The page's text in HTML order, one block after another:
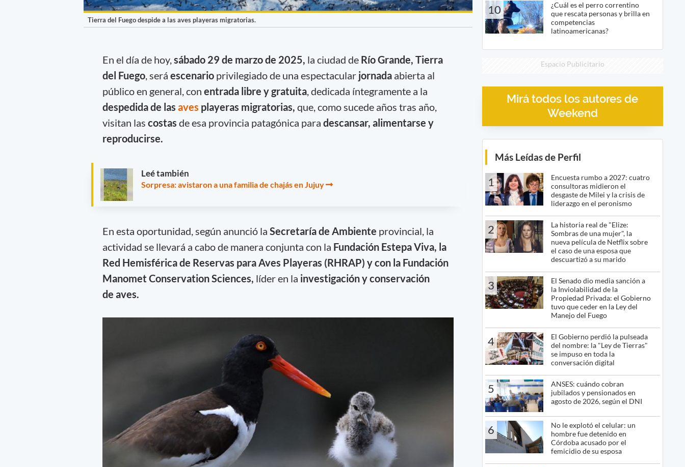
Tierra del Fuego despide a las aves playeras migratorias.
En el día de hoy, sábado 29 de marzo de 2025, la ciudad de Río Grande, Tierra
del Fuego, será escenario privilegiado de una espectacular jornada abierta al
público en general, con entrada libre y gratuita, dedicada íntegramente a la
despedida de las aves playeras migratorias, que, como sucede años tras año,
visitan las costas de esa provincia patagónica para descansar, alimentarse y
reproducirse.
Leé también
Sorpresa: avistaron a una familia de chajás en Jujuy
En esta oportunidad, según anunció la Secretaría de Ambiente provincial, la
actividad se llevará a cabo de manera conjunta con la Fundación Estepa Viva, la
Red Hemisférica de Reservas para Aves Playeras (RHRAP) y con la Fundación
Manomet Conservation Sciences, líder en la investigación y conservación
de aves.
10
¿Cuál es el perro correntino
que rescata personas y brilla en
competencias
latinoamericanas?
Espacio Publicitario
Mirá todos los autores de
Weekend
Más Leídas de Perfil
1
Encuesta rumbo a 2027: cuatro
consultoras midieron el
desgaste de Milei y la crisis de
liderazgo en el peronismo
2
La historia real de "Elize:
Sombras de una mujer", la
nueva película de Netflix sobre
el caso de una esposa que
descuartizó a su marido
3
El Senado dio media sanción a
la Inviolabilidad de la
Propiedad Privada: el Gobierno
tuvo que ceder en la Ley del
Manejo del Fuego
4
El Gobierno perdió la pulseada
del nombre: la "Ley de Tierras"
se impuso en toda la
conversación digital
5
ANSES: cuándo cobran
jubilados y pensionados en
agosto de 2026, según el DNI
6
No le explotó el celular: un
hombre fue detenido en
Córdoba acusado por el
femicidio de su esposa